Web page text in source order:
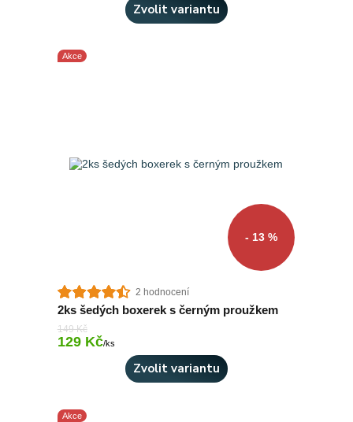
Zvolit variantu
Akce
- 13 %
2 hodnocení
2ks šedých boxerek s černým proužkem
149 Kč
129 Kč/ks
Zvolit variantu
Akce